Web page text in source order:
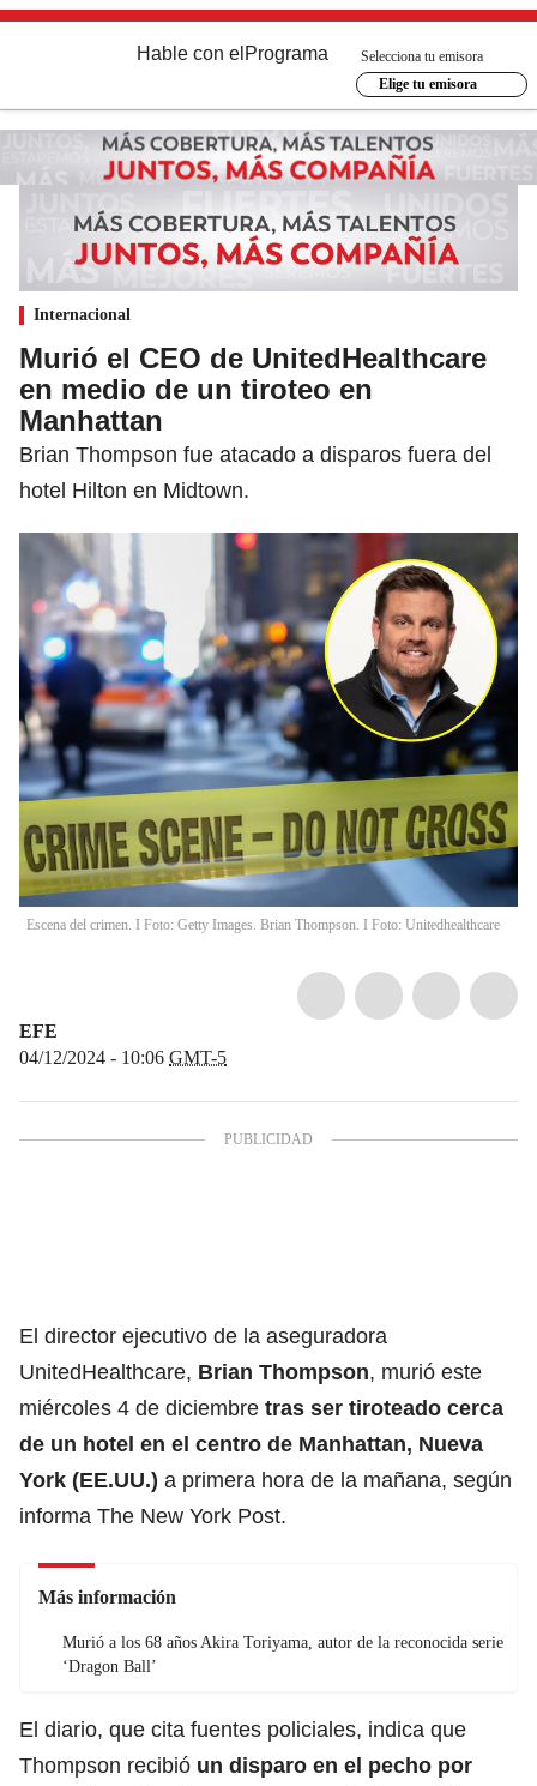
Hable con el Programa
Selecciona tu emisora
Elige tu emisora
Internacional
Murió el CEO de UnitedHealthcare
en medio de un tiroteo en
Manhattan
Brian Thompson fue atacado a disparos fuera del
hotel Hilton en Midtown.
Escena del crimen. I Foto: Getty Images. Brian Thompson. I Foto: Unitedhealthcare
EFE
04/12/2024 - 10:06 GMT-5
El director ejecutivo de la aseguradora
UnitedHealthcare, Brian Thompson, murió este
miércoles 4 de diciembre tras ser tiroteado cerca
de un hotel en el centro de Manhattan, Nueva
York (EE.UU.) a primera hora de la mañana, según
informa The New York Post.
Más información
Murió a los 68 años Akira Toriyama, autor de la reconocida serie
‘Dragon Ball’
El diario, que cita fuentes policiales, indica que
Thompson recibió un disparo en el pecho por